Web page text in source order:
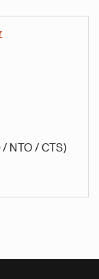
/ NTO / CTS)